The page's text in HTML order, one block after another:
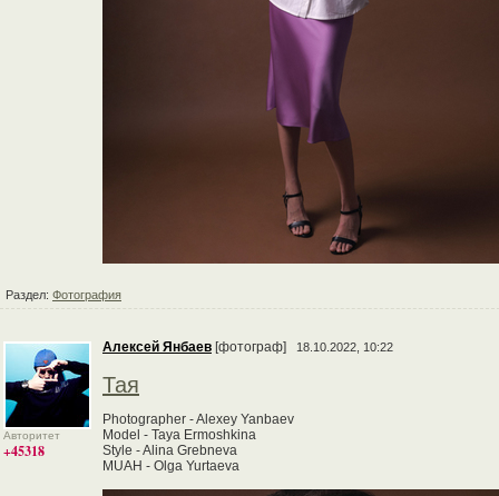
Раздел: Фотография
Авторитет
+45318
Алексей Янбаев [фотограф] 18.10.2022, 10:22
Тая
Photographer - Alexey Yanbaev
Model - Taya Ermoshkina
Style - Alina Grebneva
MUAH - Olga Yurtaeva